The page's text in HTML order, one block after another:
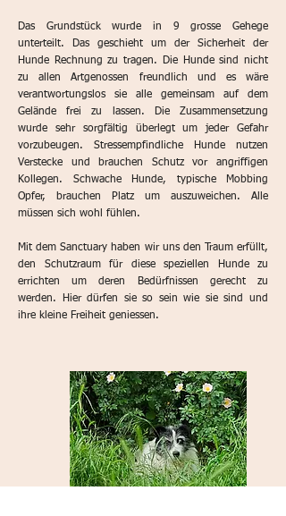
Das Grundstück wurde in 9 grosse Gehege
unterteilt. Das geschieht um der Sicherheit der
Hunde Rechnung zu tragen. Die Hunde sind nicht
zu allen Artgenossen freundlich und es wäre
verantwortungslos sie alle gemeinsam auf dem
Gelände frei zu lassen. Die Zusammensetzung
wurde sehr sorgfältig überlegt um jeder Gefahr
vorzubeugen. Stressempfindliche Hunde nutzen
Verstecke und brauchen Schutz vor angriffigen
Kollegen. Schwache Hunde, typische Mobbing
Opfer, brauchen Platz um auszuweichen. Alle
müssen sich wohl fühlen.
Mit dem Sanctuary haben wir uns den Traum erfüllt,
den Schutzraum für diese speziellen Hunde zu
errichten um deren Bedürfnissen gerecht zu
werden. Hier dürfen sie so sein wie sie sind und
ihre kleine Freiheit geniessen.